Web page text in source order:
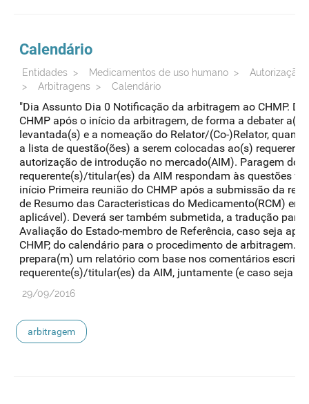
Calendário
Entidades > Medicamentos de uso humano >
Autorização
>
Arbitragens > Calendário
"Dia Assunto Dia 0 Notificação da arbitragem ao CHMP.
CHMP após o início da arbitragem, de forma a debater
levantada(s) e a nomeação do Relator/(Co-)Relator,
a lista de questão(ões) a serem colocadas ao(s)
autorização de introdução no mercado(AIM). Paragem do
requerente(s)/titular(es) da AIM respondam às questões
início Primeira reunião do CHMP após a submissão da
de Resumo das Caracteristicas do Medicamento(RCM) em
aplicável). Deverá ser também submetida, a tradução para
Avaliação do Estado-membro de Referência, caso seja
CHMP, do calendário para o procedimento de arbitragem.
prepara(m) um relatório com base nos comentários
requerente(s)/titular(es) da AIM, juntamente (e caso seja
29/09/2016
arbitragem